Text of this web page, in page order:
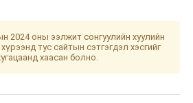
ачаанд нээлттэй өртөөгөөр
2024 оны ээлжит сонгуулийн хуулийн
тус сайтын сэтгэгдэл хэсгийг
хаасан болно.